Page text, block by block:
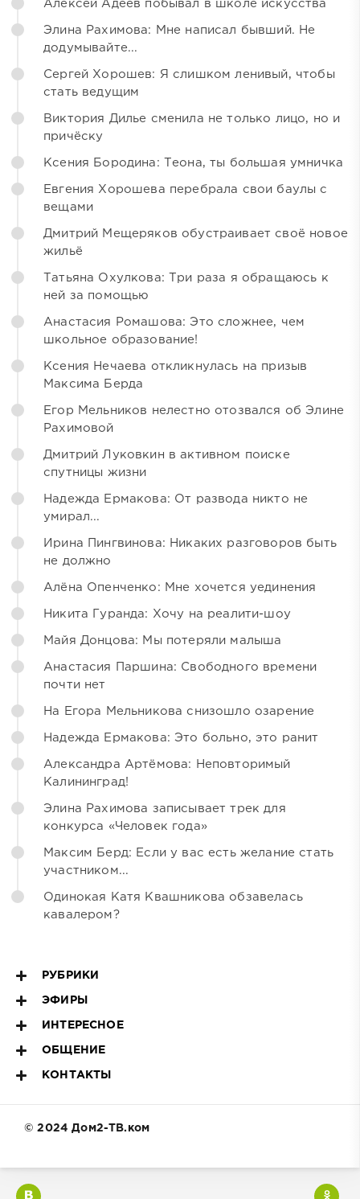
Алексей Адеев побывал в школе искусства
Элина Рахимова: Мне написал бывший. Не
додумывайте...
Сергей Хорошев: Я слишком ленивый, чтобы
стать ведущим
Виктория Дилье сменила не только лицо, но и
причёску
Ксения Бородина: Теона, ты большая умничка
Евгения Хорошева перебрала свои баулы с
вещами
Дмитрий Мещеряков обустраивает своё новое
жильё
Татьяна Охулкова: Три раза я обращаюсь к
ней за помощью
Анастасия Ромашова: Это сложнее, чем
школьное образование!
Ксения Нечаева откликнулась на призыв
Максима Берда
Егор Мельников нелестно отозвался об Элине
Рахимовой
Дмитрий Луковкин в активном поиске
спутницы жизни
Надежда Ермакова: От развода никто не
умирал...
Ирина Пингвинова: Никаких разговоров быть
не должно
Алёна Опенченко: Мне хочется уединения
Никита Гуранда: Хочу на реалити-шоу
Майя Донцова: Мы потеряли малыша
Анастасия Паршина: Свободного времени
почти нет
На Егора Мельникова снизошло озарение
Надежда Ермакова: Это больно, это ранит
Александра Артёмова: Неповторимый
Калининград!
Элина Рахимова записывает трек для
конкурса «Человек года»
Максим Берд: Если у вас есть желание стать
участником...
Одинокая Катя Квашникова обзавелась
кавалером?
РУБРИКИ
ЭФИРЫ
ИНТЕРЕСНОЕ
ОБЩЕНИЕ
КОНТАКТЫ
© 2024 Дом2-ТВ.ком